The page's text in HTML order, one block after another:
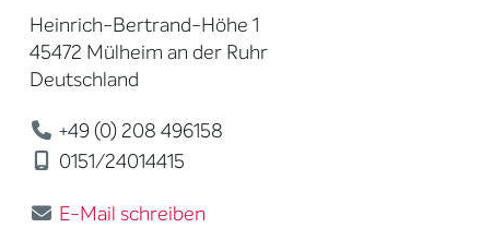
Heinrich-Bertrand-Höhe 1
45472 Mülheim an der Ruhr
Deutschland
+49 (0) 208 496158
0151/24014415
E-Mail schreiben